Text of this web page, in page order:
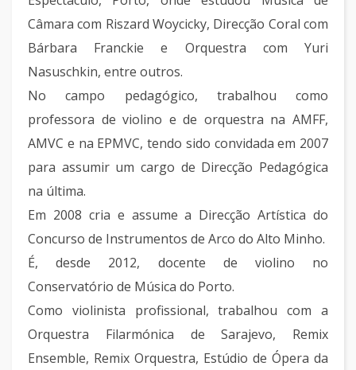
Câmara com Riszard Woycicky, Direcção Coral com
Bárbara Franckie e Orquestra com Yuri
Nasuschkin, entre outros.
No campo pedagógico, trabalhou como
professora de violino e de orquestra na AMFF,
AMVC e na EPMVC, tendo sido convidada em 2007
para assumir um cargo de Direcção Pedagógica
na última.
Em 2008 cria e assume a Direcção Artística do
Concurso de Instrumentos de Arco do Alto Minho.
É, desde 2012, docente de violino no
Conservatório de Música do Porto.
Como violinista profissional, trabalhou com a
Orquestra Filarmónica de Sarajevo, Remix
Ensemble, Remix Orquestra, Estúdio de Ópera da